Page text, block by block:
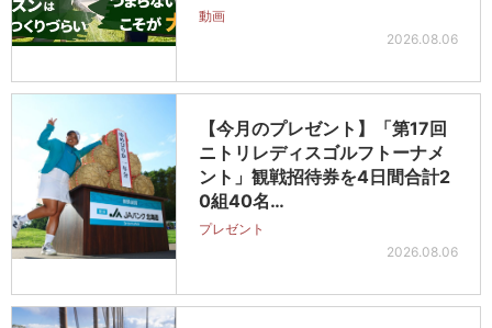
動画
2026.08.06
【今月のプレゼント】「第17回
ニトリレディスゴルフトーナメ
ント」観戦招待券を4日間合計2
0組40名…
プレゼント
2026.08.06